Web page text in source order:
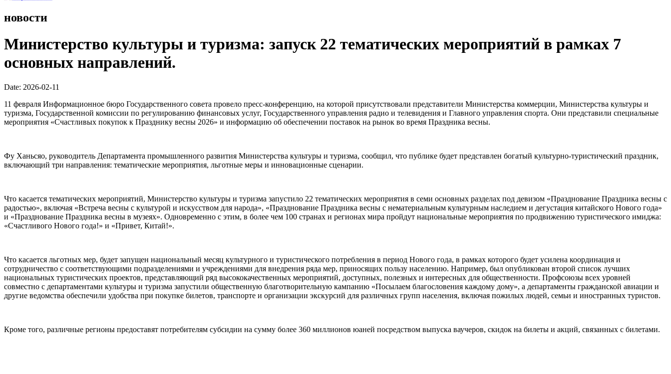
новости
Министерство культуры и туризма: запуск 22 тематических мероприятий в рамках 7
основных направлений.
Date: 2026-02-11
11 февраля Информационное бюро Государственного совета провело пресс-конференцию, на которой присутствовали представители Министерства коммерции, Министерства культуры и
туризма, Государственной комиссии по регулированию финансовых услуг, Государственного управления радио и телевидения и Главного управления спорта. Они представили специальные
мероприятия «Счастливых покупок к Празднику весны 2026» и информацию об обеспечении поставок на рынок во время Праздника весны.
Фу Ханьсяо, руководитель Департамента промышленного развития Министерства культуры и туризма, сообщил, что публике будет представлен богатый культурно-туристический праздник,
включающий три направления: тематические мероприятия, льготные меры и инновационные сценарии.
Что касается тематических мероприятий, Министерство культуры и туризма запустило 22 тематических мероприятия в семи основных разделах под девизом «Празднование Праздника весны с
радостью», включая «Встреча весны с культурой и искусством для народа», «Празднование Праздника весны с нематериальным культурным наследием и дегустация китайского Нового года»
и «Празднование Праздника весны в музеях». Одновременно с этим, в более чем 100 странах и регионах мира пройдут национальные мероприятия по продвижению туристического имиджа:
«Счастливого Нового года!» и «Привет, Китай!».
Что касается льготных мер, будет запущен национальный месяц культурного и туристического потребления в период Нового года, в рамках которого будет усилена координация и
сотрудничество с соответствующими подразделениями и учреждениями для внедрения ряда мер, приносящих пользу населению. Например, был опубликован второй список лучших
национальных туристических проектов, представляющий ряд высококачественных мероприятий, доступных, полезных и интересных для общественности. Профсоюзы всех уровней
совместно с департаментами культуры и туризма запустили общественную благотворительную кампанию «Посылаем благословения каждому дому», а департаменты гражданской авиации и
другие ведомства обеспечили удобства при покупке билетов, транспорте и организации экскурсий для различных групп населения, включая пожилых людей, семьи и иностранных туристов.
Кроме того, различные регионы предоставят потребителям субсидии на сумму более 360 миллионов юаней посредством выпуска ваучеров, скидок на билеты и акций, связанных с билетами.